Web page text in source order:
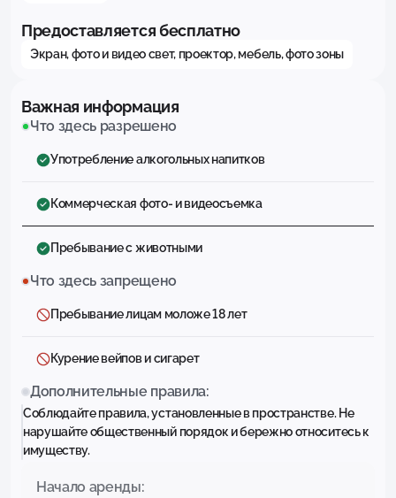
Предоставляется бесплатно
Экран, фото и видео свет, проектор, мебель, фото зоны
Важная информация
Что здесь разрешено
Употребление алкогольных напитков
Коммерческая фото- и видеосъемка
Пребывание с животными
Что здесь запрещено
Пребывание лицам моложе 18 лет
Курение вейпов и сигарет
Дополнительные правила:
Соблюдайте правила, установленные в пространстве. Не
нарушайте общественный порядок и бережно относитесь к
имуществу.
Начало аренды: